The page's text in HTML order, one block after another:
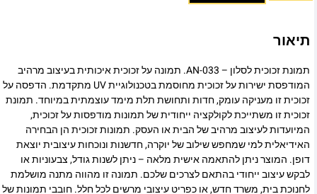
תיאור
תמונת זכוכית לסלון – AN-033. תמונה על זכוכית איכותית בעיצוב מרהיב
המודפסת ישירות על זכוכית מחוסמת בטכנולוגיית UV מתקדמת. הדפסה על
זכוכית זו מעניקה עומק, חדות ותחושת תלת מימד עוצמתית במיוחד. תמונת
זכוכית זו משתייכת לקולקציה ייחודית של תמונות מודפסות על זכוכית,
המיועדות לעיצוב מרהיב של הבית או העסק. תמונות זכוכית הן הבחירה
האידיאלית למי שמחפש שילוב של יוקרה, חדשנות ונוכחות עיצובית יוצאת
דופן. המוצר ניתן להתאמה אישית מלאה – ניתן לשנות גודל, צבעוניות או
לבקש עיצוב ייחודי בהתאם לצרכים שלכם. תמונה זו מהווה מתנה מושלמת
לחנוכת בית, משרד חדש, או כפריט עיצובי מרשים לכל חלל. חובבי תמונות של